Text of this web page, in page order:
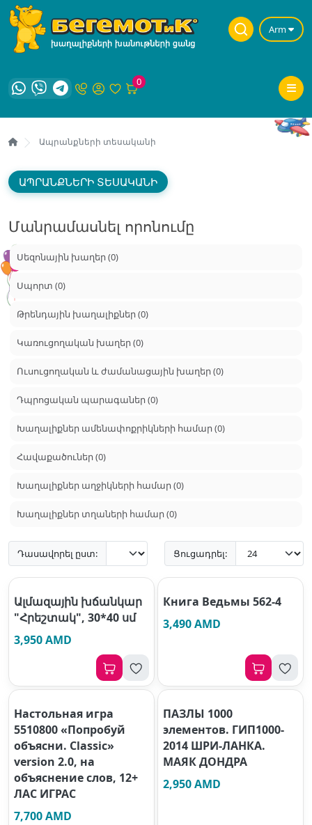
Arm
0
Ապրանքների տեսականի
ԱՊՐԱՆՔՆԵՐԻ ՏԵՍԱԿԱՆԻ
Մանրամասնել որոնումը
Սեզոնային խաղեր (0)
Սպորտ (0)
Թրենդային խաղալիքներ (0)
Կառուցողական խաղեր (0)
Ուսուցողական և ժամանացային խաղեր (0)
Դպրոցական պարագաներ (0)
Խաղալիքներ ամենափոքրիկների համար (0)
Հավաքածուներ (0)
Խաղալիքներ աղջիկների համար (0)
Խաղալիքներ տղաների համար (0)
Դասավորել ըստ: Ցուցադրել:
Ալմազային խճանկար
"Հրեշտակ", 30*40 սմ
3,950 AMD
Книга Ведьмы 562-4
3,490 AMD
Настольная игра
5510800 «Попробуй
объясни. Classic»
version 2.0, на
объяснение слов, 12+
ЛАС ИГРАС
7,700 AMD
ПАЗЛЫ 1000
элементов. ГИП1000-
2014 ШРИ-ЛАНКА.
МАЯК ДОНДРА
2,950 AMD